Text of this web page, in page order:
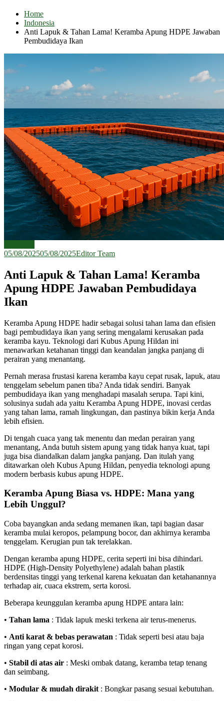
Home
Indonesia
Anti Lapuk & Tahan Lama! Keramba Apung HDPE Jawaban
Pembudidaya Ikan
05/08/202505/08/2025Editor Team
Anti Lapuk & Tahan Lama! Keramba
Apung HDPE Jawaban Pembudidaya
Ikan
Keramba Apung HDPE hadir sebagai solusi tahan lama dan efisien
bagi pembudidaya ikan yang sering mengalami kerusakan pada
keramba kayu. Teknologi dari Kubus Apung Hildan ini
menawarkan ketahanan tinggi dan keandalan jangka panjang di
perairan yang menantang.
Pernah merasa frustasi karena keramba kayu cepat rusak, lapuk, atau
tenggelam sebelum panen tiba? Anda tidak sendiri. Banyak
pembudidaya ikan yang menghadapi masalah serupa. Tapi kini,
solusinya sudah ada yaitu Keramba Apung HDPE, inovasi cerdas
yang tahan lama, ramah lingkungan, dan pastinya bikin kerja Anda
lebih efisien.
Di tengah cuaca yang tak menentu dan medan perairan yang
menantang, Anda butuh sistem apung yang tidak hanya kuat, tapi
juga bisa diandalkan dalam jangka panjang. Dan itulah yang
ditawarkan oleh Kubus Apung Hildan, penyedia teknologi apung
modern berbasis kubus apung HDPE.
Keramba Apung Biasa vs. HDPE: Mana yang
Lebih Unggul?
Coba bayangkan anda sedang memanen ikan, tapi bagian dasar
keramba mulai keropos, pelampung bocor, dan akhirnya keramba
tenggelam. Kerugian pun tak terelakkan.
Dengan keramba apung HDPE, cerita seperti ini bisa dihindari.
HDPE (High-Density Polyethylene) adalah bahan plastik
berdensitas tinggi yang terkenal karena kekuatan dan ketahanannya
terhadap air, cuaca ekstrem, serta korosi.
Beberapa keunggulan keramba apung HDPE antara lain:
• Tahan lama : Tidak lapuk meski terkena air terus-menerus.
• Anti karat & bebas perawatan : Tidak seperti besi atau baja
ringan yang cepat korosi.
• Stabil di atas air : Meski ombak datang, keramba tetap tenang
dan seimbang.
• Modular & mudah dirakit : Bongkar pasang sesuai kebutuhan.